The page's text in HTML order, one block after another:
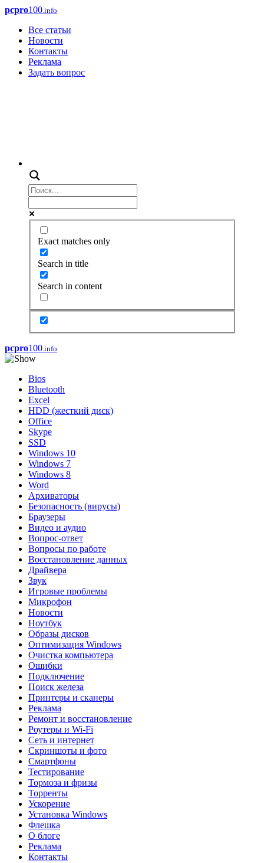
pcpro100.info
Все статьи
Новости
Контакты
Реклама
Задать вопрос
Exact matches only
Search in title
Search in content
pcpro100.info
Bios
Bluetooth
Excel
HDD (жесткий диск)
Office
Skype
SSD
Windows 10
Windows 7
Windows 8
Word
Архиваторы
Безопасность (вирусы)
Браузеры
Видео и аудио
Вопрос-ответ
Вопросы по работе
Восстановление данных
Драйвера
Звук
Игровые проблемы
Микрофон
Новости
Ноутбук
Образы дисков
Оптимизация Windows
Очистка компьютера
Ошибки
Подключение
Поиск железа
Принтеры и сканеры
Реклама
Ремонт и восстановление
Роутеры и Wi-Fi
Сеть и интернет
Скриншоты и фото
Смартфоны
Тестирование
Тормоза и фризы
Торренты
Ускорение
Установка Windows
Флешка
О блоге
Реклама
Контакты